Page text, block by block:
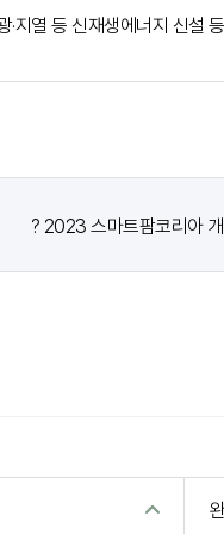
지열 등 신재생에너지 신설
? 2023 스마트팜코리아